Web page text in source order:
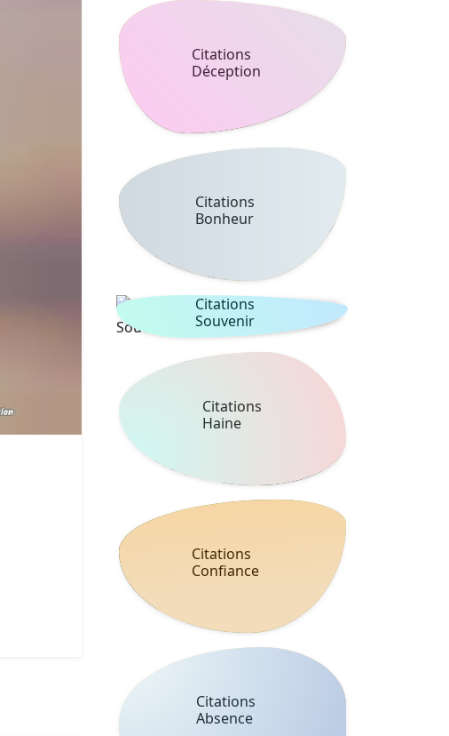
Citations
Déception
Citations
Bonheur
Citations
Souvenir
Citations
Haine
Citations
Confiance
Citations
Absence